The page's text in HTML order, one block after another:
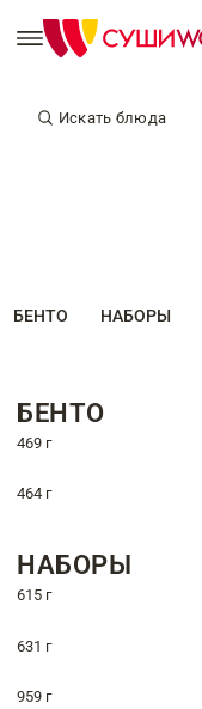
Искать блюда
БЕНТО НАБОРЫ
БЕНТО
469 г
464 г
НАБОРЫ
615 г
631 г
959 г